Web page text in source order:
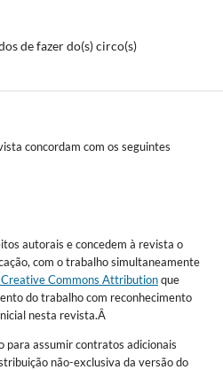
de fazer do(s) circo(s)
concordam com os seguintes
autorais e concedem à revista o
com o trabalho simultaneamente
Creative Commons Attributionque
do trabalho com reconhecimento
nesta revista.Â
para assumir contratos adicionais
não-exclusiva da versão do